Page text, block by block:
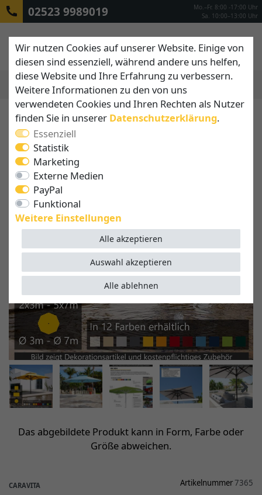
02523 9989019
Mo.–Fr. 8:00 -17:00 Uhr
Sa. 10:00–13:00 Uhr
Das abgebildete Produkt kann in Form, Farbe oder
Größe abweichen.
CARAVITA Artikelnummer7365
Wir nutzen Cookies auf unserer Website. Einige von
diesen sind essenziell, während andere uns helfen,
diese Website und Ihre Erfahrung zu verbessern.
Weitere Informationen zu den von uns
verwendeten Cookies und Ihren Rechten als Nutzer
finden Sie in unserer Daten­schutz­erklärung.
Essenziell
Statistik
Marketing
Externe Medien
PayPal
Funktional
Weitere Einstellungen
Alle akzeptieren
Alle ablehnen
Auswahl akzeptieren